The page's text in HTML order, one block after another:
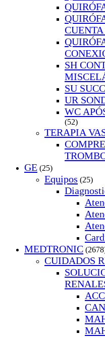
SH
SU
UR
WC
(52)
TERAPIA
GE (25)
Equipos (25)
MEDTRONIC
CUIDADOS